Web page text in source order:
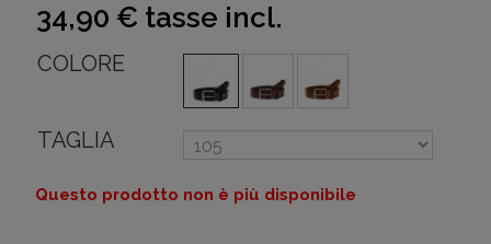
34,90 € tasse incl.
COLORE
TAGLIA
Questo prodotto non è più disponibile